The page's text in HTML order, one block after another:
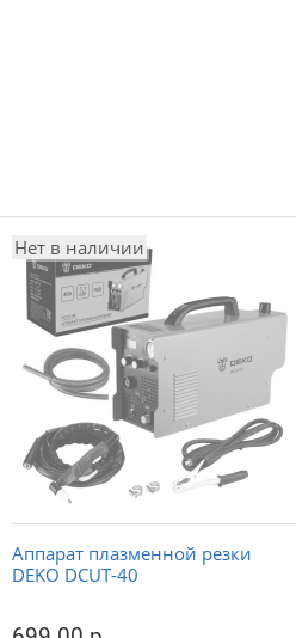
Нет в наличии
Аппарат плазменной резки
DEKO DCUT-40